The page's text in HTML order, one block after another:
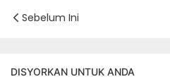
Sebelum Ini
DISYORKAN UNTUK ANDA